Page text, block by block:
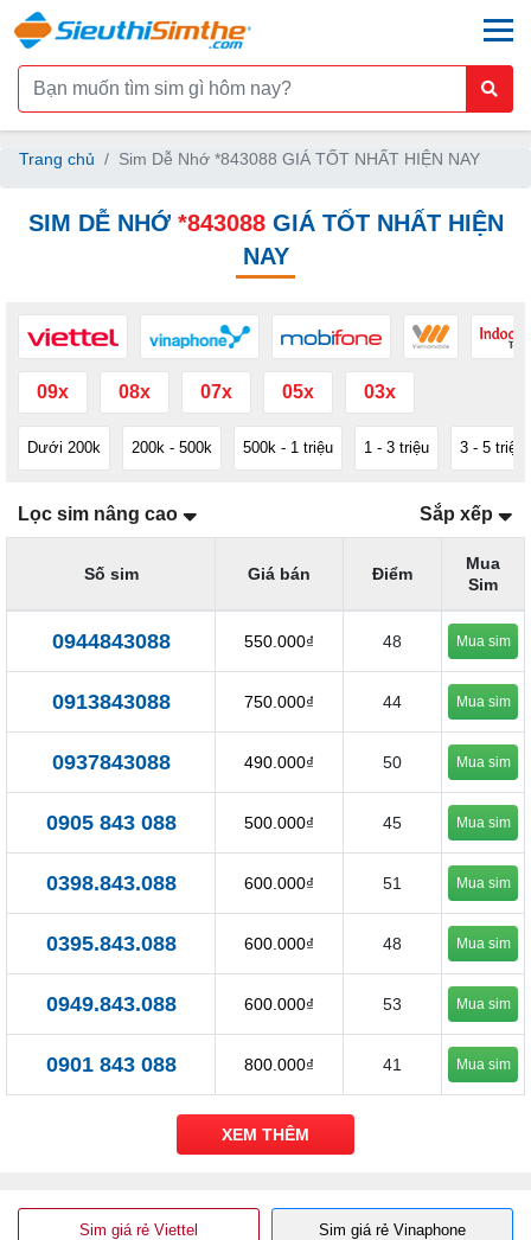
Trang chủ Sim Dễ Nhớ *843088 GIÁ TỐT NHẤT HIỆN NAY
SIM DỄ NHỚ *843088GIÁ TỐT NHẤT HIỆN
NAY
09x 08x 07x 05x 03x
Dưới 200k 200k - 500k 500k - 1 triệu 1 - 3 triệu 3 - 5 triệu
Lọc sim nâng cao Sắp xếp
Số sim Giá bán Điểm
Mua
Sim
0944843088 550.000₫ 48 Mua sim
0913843088 750.000₫ 44 Mua sim
0937843088 490.000₫ 50 Mua sim
0905 843 088 500.000₫ 45 Mua sim
0398.843.088 600.000₫ 51 Mua sim
0395.843.088 600.000₫ 48 Mua sim
0949.843.088 600.000₫ 53 Mua sim
0901 843 088 800.000₫ 41 Mua sim
XEM THÊM
Sim giá rẻ Viettel Sim giá rẻ Vinaphone